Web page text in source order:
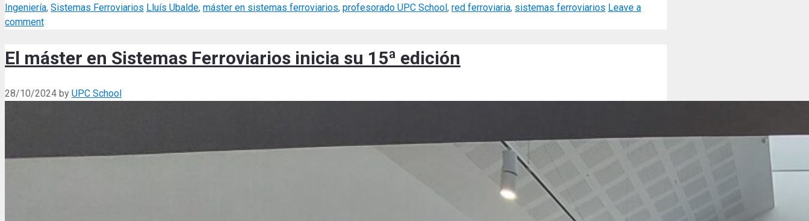
Categories
Ingeniería, Sistemas Ferroviarios Tags
Lluís Ubalde, máster en sistemas ferroviarios, profesorado UPC School, red ferroviaria, sistemas ferroviarios Leave a
comment
El máster en Sistemas Ferroviarios inicia su 15ª edición
28/10/2024 by UPC School